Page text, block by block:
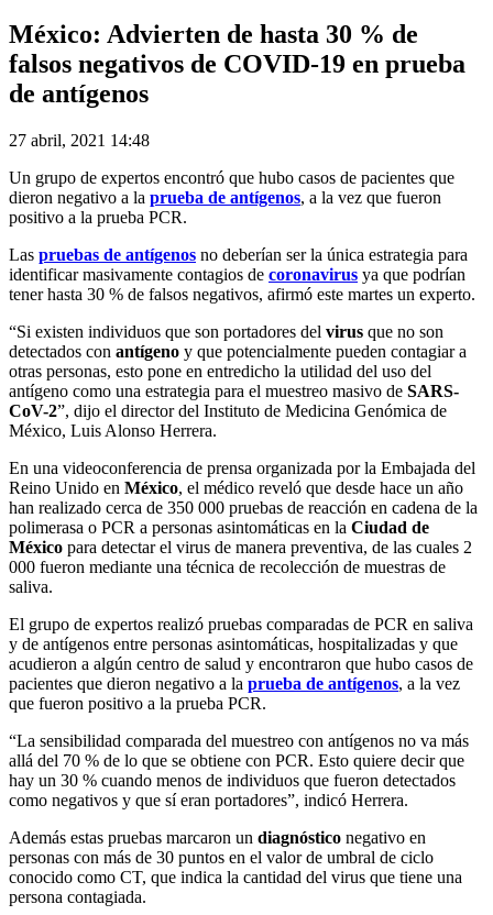
México: Advierten de hasta 30 % de
falsos negativos de COVID-19 en prueba
de antígenos
27 abril, 2021 14:48
Un grupo de expertos encontró que hubo casos de pacientes que
dieron negativo a la prueba de antígenos, a la vez que fueron
positivo a la prueba PCR.
Las pruebas de antígenos no deberían ser la única estrategia para
identificar masivamente contagios de coronavirus ya que podrían
tener hasta 30 % de falsos negativos, afirmó este martes un experto.
“Si existen individuos que son portadores del virus que no son
detectados con antígeno y que potencialmente pueden contagiar a
otras personas, esto pone en entredicho la utilidad del uso del
antígeno como una estrategia para el muestreo masivo de SARS-
CoV-2”, dijo el director del Instituto de Medicina Genómica de
México, Luis Alonso Herrera.
En una videoconferencia de prensa organizada por la Embajada del
Reino Unido en México, el médico reveló que desde hace un año
han realizado cerca de 350 000 pruebas de reacción en cadena de la
polimerasa o PCR a personas asintomáticas en la Ciudad de
México para detectar el virus de manera preventiva, de las cuales 2
000 fueron mediante una técnica de recolección de muestras de
saliva.
El grupo de expertos realizó pruebas comparadas de PCR en saliva
y de antígenos entre personas asintomáticas, hospitalizadas y que
acudieron a algún centro de salud y encontraron que hubo casos de
pacientes que dieron negativo a la prueba de antígenos, a la vez
que fueron positivo a la prueba PCR.
“La sensibilidad comparada del muestreo con antígenos no va más
allá del 70 % de lo que se obtiene con PCR. Esto quiere decir que
hay un 30 % cuando menos de individuos que fueron detectados
como negativos y que sí eran portadores”, indicó Herrera.
Además estas pruebas marcaron un diagnóstico negativo en
personas con más de 30 puntos en el valor de umbral de ciclo
conocido como CT, que indica la cantidad del virus que tiene una
persona contagiada.